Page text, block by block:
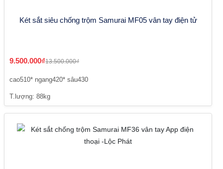
Két sắt siêu chống trộm Samurai MF05 vân tay điện tử
9.500.000₫13.500.000₫
cao510* ngang420* sâu430
T.lượng: 88kg